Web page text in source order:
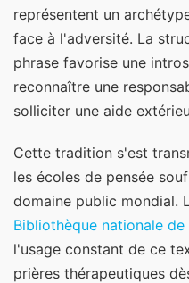
représentent un
face à l'adversité. La
phrase favorise une
reconnaître une
solliciter une aide
Cette tradition s'est
les écoles de pensée
domaine public mondial.
Bibliothèque nationale de
l'usage constant de ce
prières thérapeutiques